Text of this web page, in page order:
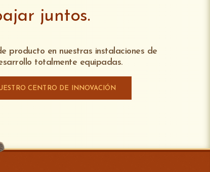
juntos.
producto en nuestras instalaciones de
totalmente equipadas.
CENTRO DE INNOVACIÓN